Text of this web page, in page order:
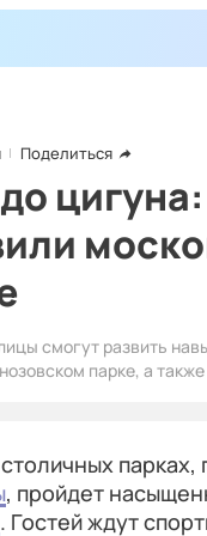
Поделиться
смогут развить
парке, а
, пройдет
. Гостей ждут